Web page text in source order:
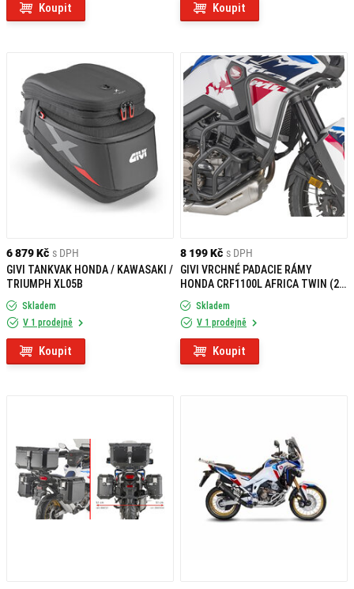
Koupit Koupit
6 879 Kč s DPH
GIVI TANKVAK HONDA / KAWASAKI /
TRIUMPH XL05B
Skladem
V 1 prodejně
Koupit
8 199 Kč s DPH
GIVI VRCHNÉ PADACIE RÁMY
HONDA CRF1100L AFRICA TWIN (24)
TNH1209
Skladem
V 1 prodejně
Koupit